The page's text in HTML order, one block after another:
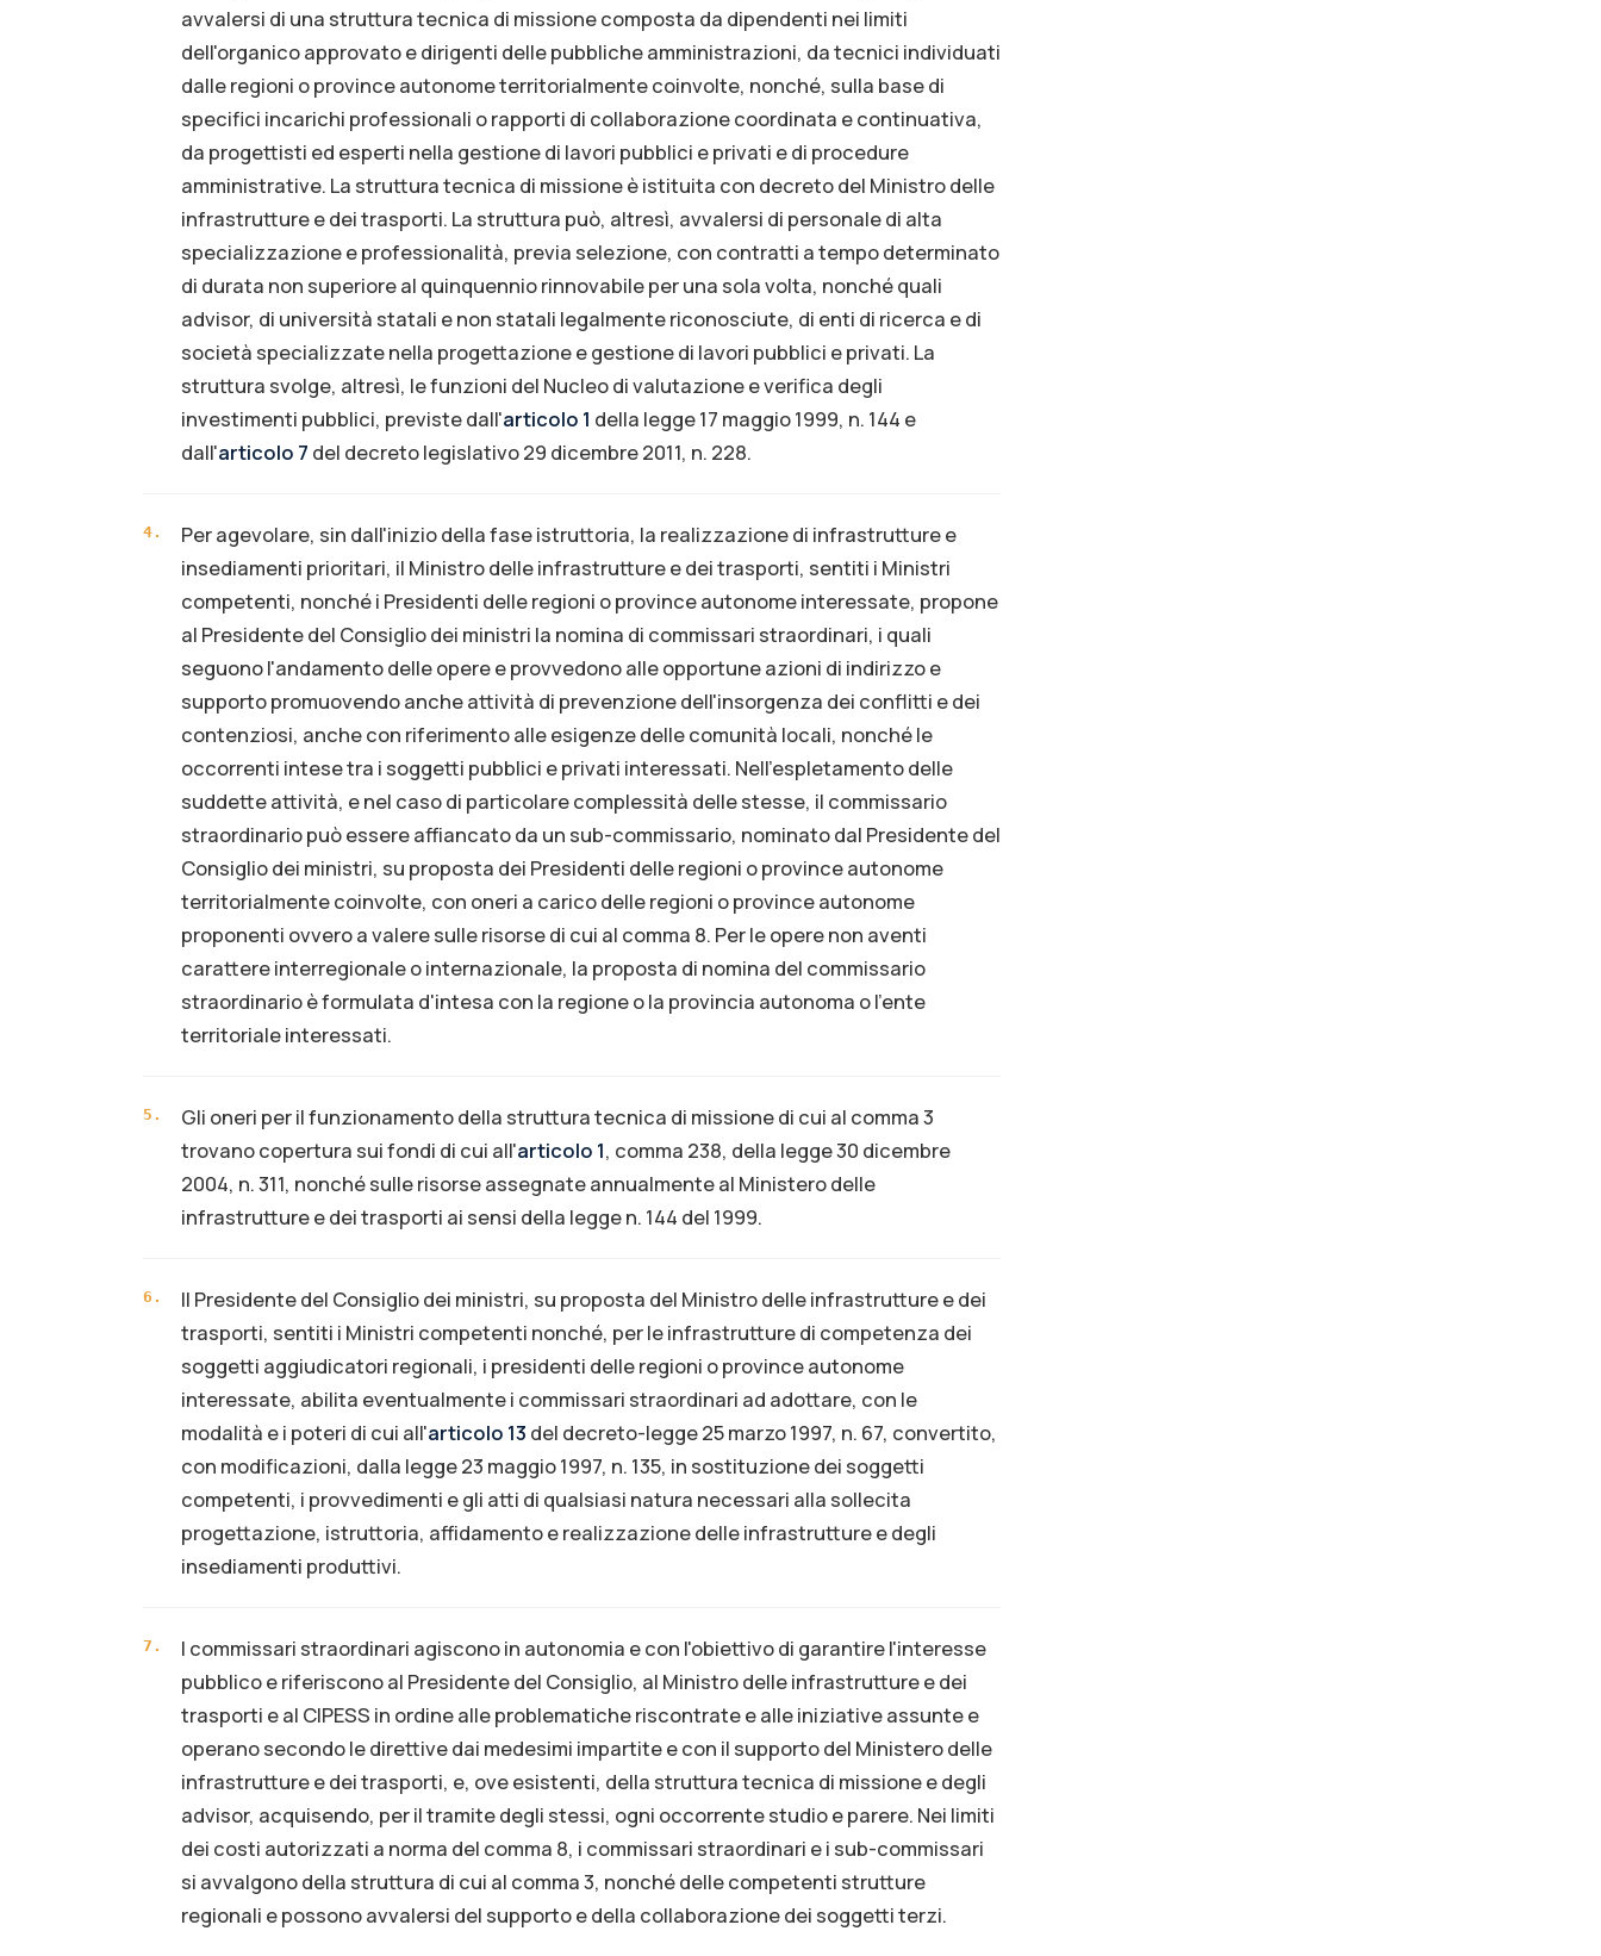
avvalersi di una struttura tecnica di missione composta da dipendenti nei limiti
dell'organico approvato e dirigenti delle pubbliche amministrazioni, da tecnici individuati
dalle regioni o province autonome territorialmente coinvolte, nonché, sulla base di
specifici incarichi professionali o rapporti di collaborazione coordinata e continuativa,
da progettisti ed esperti nella gestione di lavori pubblici e privati e di procedure
amministrative. La struttura tecnica di missione è istituita con decreto del Ministro delle
infrastrutture e dei trasporti. La struttura può, altresì, avvalersi di personale di alta
specializzazione e professionalità, previa selezione, con contratti a tempo determinato
di durata non superiore al quinquennio rinnovabile per una sola volta, nonché quali
advisor, di università statali e non statali legalmente riconosciute, di enti di ricerca e di
società specializzate nella progettazione e gestione di lavori pubblici e privati. La
struttura svolge, altresì, le funzioni del Nucleo di valutazione e verifica degli
investimenti pubblici, previste dall'articolo 1 della legge 17 maggio 1999, n. 144 e
dall'articolo 7 del decreto legislativo 29 dicembre 2011, n. 228.
4.
Per agevolare, sin dall'inizio della fase istruttoria, la realizzazione di infrastrutture e
insediamenti prioritari, il Ministro delle infrastrutture e dei trasporti, sentiti i Ministri
competenti, nonché i Presidenti delle regioni o province autonome interessate, propone
al Presidente del Consiglio dei ministri la nomina di commissari straordinari, i quali
seguono l'andamento delle opere e provvedono alle opportune azioni di indirizzo e
supporto promuovendo anche attività di prevenzione dell'insorgenza dei conflitti e dei
contenziosi, anche con riferimento alle esigenze delle comunità locali, nonché le
occorrenti intese tra i soggetti pubblici e privati interessati. Nell'espletamento delle
suddette attività, e nel caso di particolare complessità delle stesse, il commissario
straordinario può essere affiancato da un sub-commissario, nominato dal Presidente del
Consiglio dei ministri, su proposta dei Presidenti delle regioni o province autonome
territorialmente coinvolte, con oneri a carico delle regioni o province autonome
proponenti ovvero a valere sulle risorse di cui al comma 8. Per le opere non aventi
carattere interregionale o internazionale, la proposta di nomina del commissario
straordinario è formulata d'intesa con la regione o la provincia autonoma o l'ente
territoriale interessati.
5 .
Gli oneri per il funzionamento della struttura tecnica di missione di cui al comma 3
trovano copertura sui fondi di cui all'articolo 1, comma 238, della legge 30 dicembre
2004, n. 311, nonché sulle risorse assegnate annualmente al Ministero delle
infrastrutture e dei trasporti ai sensi della legge n. 144 del 1999.
6 .
Il Presidente del Consiglio dei ministri, su proposta del Ministro delle infrastrutture e dei
trasporti, sentiti i Ministri competenti nonché, per le infrastrutture di competenza dei
soggetti aggiudicatori regionali, i presidenti delle regioni o province autonome
interessate, abilita eventualmente i commissari straordinari ad adottare, con le
modalità e i poteri di cui all'articolo 13 del decreto-legge 25 marzo 1997, n. 67, convertito,
con modificazioni, dalla legge 23 maggio 1997, n. 135, in sostituzione dei soggetti
competenti, i provvedimenti e gli atti di qualsiasi natura necessari alla sollecita
progettazione, istruttoria, affidamento e realizzazione delle infrastrutture e degli
insediamenti produttivi.
7 .
I commissari straordinari agiscono in autonomia e con l'obiettivo di garantire l'interesse
pubblico e riferiscono al Presidente del Consiglio, al Ministro delle infrastrutture e dei
trasporti e al CIPESS in ordine alle problematiche riscontrate e alle iniziative assunte e
operano secondo le direttive dai medesimi impartite e con il supporto del Ministero delle
infrastrutture e dei trasporti, e, ove esistenti, della struttura tecnica di missione e degli
advisor, acquisendo, per il tramite degli stessi, ogni occorrente studio e parere. Nei limiti
dei costi autorizzati a norma del comma 8, i commissari straordinari e i sub-commissari
si avvalgono della struttura di cui al comma 3, nonché delle competenti strutture
regionali e possono avvalersi del supporto e della collaborazione dei soggetti terzi.